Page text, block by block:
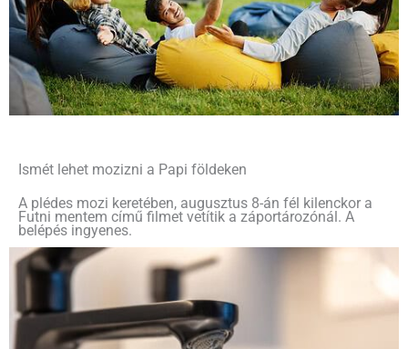
Ismét lehet mozizni a Papi földeken
A plédes mozi keretében, augusztus 8-án fél kilenckor a
Futni mentem című filmet vetítik a záportározónál. A
belépés ingyenes.